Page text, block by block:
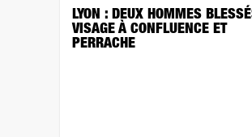
LYON : DEUX HOMMES
VISAGE À CONFLUENCE ET
PERRACHE